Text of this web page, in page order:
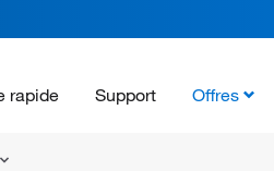
rapide Support Offres